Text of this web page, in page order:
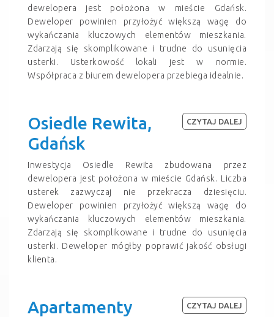
dewelopera jest położona w mieście Gdańsk.
Deweloper powinien przyłożyć większą wagę do
wykańczania kluczowych elementów mieszkania.
Zdarzają się skomplikowane i trudne do usunięcia
usterki. Usterkowość lokali jest w normie.
Współpraca z biurem dewelopera przebiega idealnie.
Osiedle Rewita,
Gdańsk
Inwestycja Osiedle Rewita zbudowana przez
dewelopera jest położona w mieście Gdańsk. Liczba
usterek zazwyczaj nie przekracza dziesięciu.
Deweloper powinien przyłożyć większą wagę do
wykańczania kluczowych elementów mieszkania.
Zdarzają się skomplikowane i trudne do usunięcia
usterki. Deweloper mógłby poprawić jakość obsługi
klienta.
CZYTAJ DALEJ
Apartamenty CZYTAJ DALEJ